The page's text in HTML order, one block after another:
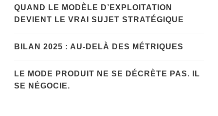
QUAND LE MODÈLE D’EXPLOITATION
DEVIENT LE VRAI SUJET STRATÉGIQUE
BILAN 2025 : AU-DELÀ DES MÉTRIQUES
LE MODE PRODUIT NE SE DÉCRÈTE PAS. IL
SE NÉGOCIE.